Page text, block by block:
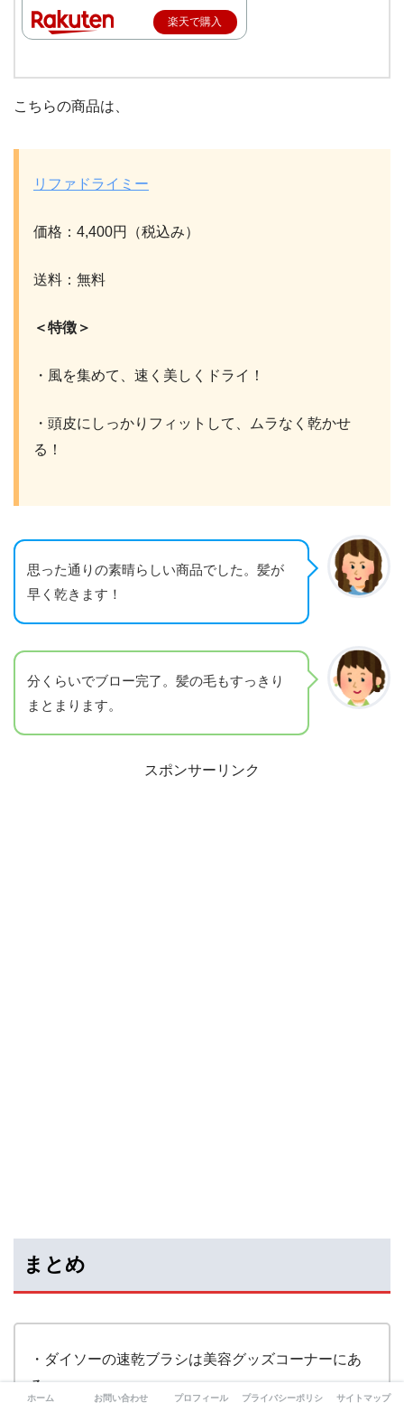
楽天で購入
こちらの商品は、
リファドライミー
価格：4,400円（税込み）
送料：無料
＜特徴＞
・風を集めて、速く美しくドライ！
・頭皮にしっかりフィットして、ムラなく乾かせ
る！
思った通りの素晴らしい商品でした。髪が
早く乾きます！
分くらいでブロー完了。髪の毛もすっきり
まとまります。
スポンサーリンク
まとめ
・ダイソーの速乾ブラシは美容グッズコーナーにあ
る
ホーム お問い合わせ プロフィール プライバシーポリシー サイトマップ